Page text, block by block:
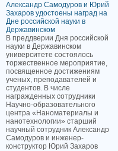
Александр Самодуров и Юрий
Захаров удостоены наград на
Дне российской науки в
Державинском
В преддверии Дня российской
науки в Державинском
университете состоялось
торжественное мероприятие,
посвященное достижениям
ученых, преподавателей и
студентов. В числе
награжденных сотрудники
Научно-образовательного
центра «Наноматериалы и
нанотехнологии» старший
научный сотрудник Александр
Самодуров и инженер-
конструктор Юрий Захаров